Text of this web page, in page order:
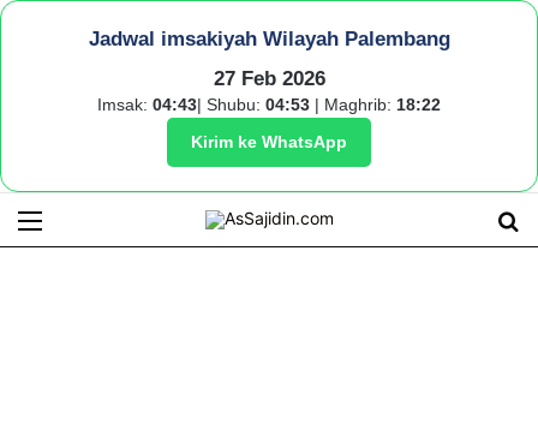
Jadwal imsakiyah Wilayah Palembang
27 Feb 2026
Imsak: 04:43| Shubu: 04:53 | Maghrib: 18:22
Kirim ke WhatsApp
Menu